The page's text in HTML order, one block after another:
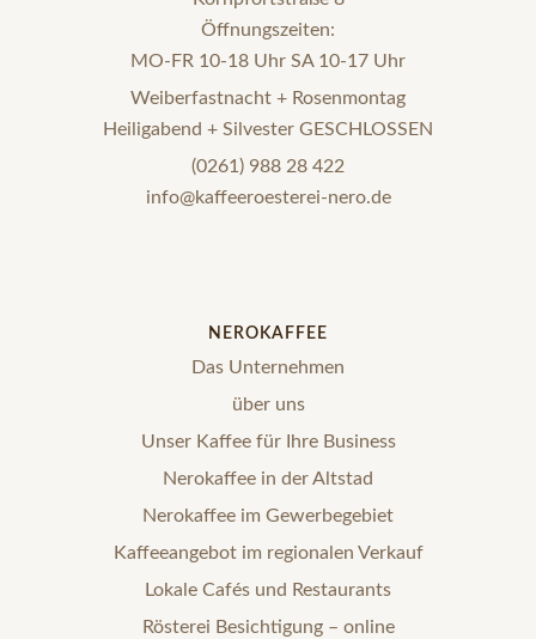
Öffnungszeiten:
MO-FR 10-18 Uhr SA 10-17 Uhr
Weiberfastnacht + Rosenmontag
Heiligabend + Silvester GESCHLOSSEN
(0261) 988 28 422
info@kaffeeroesterei-nero.de
NEROKAFFEE
Das Unternehmen
über uns
Unser Kaffee für Ihre Business
Nerokaffee in der Altstad
Nerokaffee im Gewerbegebiet
Kaffeeangebot im regionalen Verkauf
Lokale Cafés und Restaurants
Rösterei Besichtigung – online